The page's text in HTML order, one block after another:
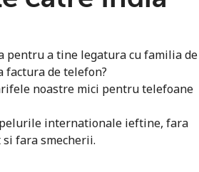
pentru a tine legatura cu familia de
factura de telefon?
noastre mici pentru telefoane
internationale ieftine, fara
fara smecherii.